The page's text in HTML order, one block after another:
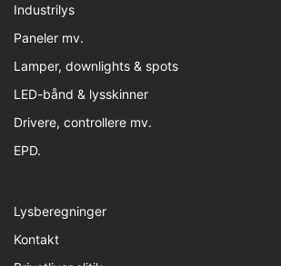
Industrilys
Paneler mv.
Lamper, downlights & spots
LED-bånd & lysskinner
Drivere, controllere mv.
EPD.
Lysberegninger
Kontakt